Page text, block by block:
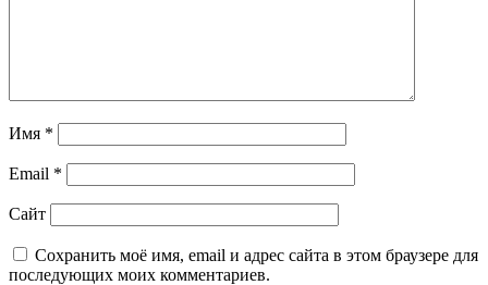
Имя *
Email *
Сайт
Сохранить моё имя, email и адрес сайта в этом браузере для
последующих моих комментариев.